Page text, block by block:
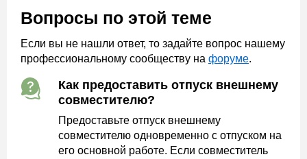
Вопросы по этой теме
Если вы не нашли ответ, то задайте вопрос нашему
профессиональному сообществу на форуме.
Как предоставить отпуск внешнему
совместителю?
Предоставьте отпуск внешнему
совместителю одновременно с отпуском на
его основной работе. Если совместитель